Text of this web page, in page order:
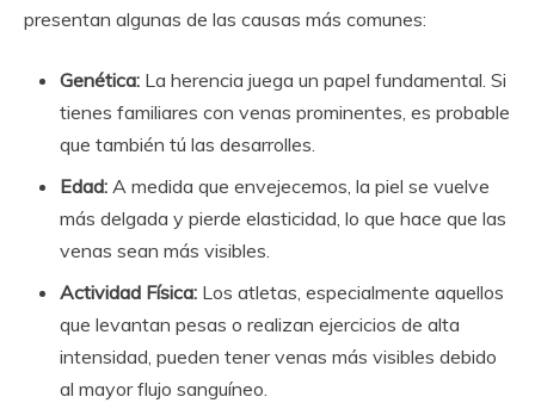
presentan algunas de las causas más comunes:
Genética: La herencia juega un papel fundamental. Si
tienes familiares con venas prominentes, es probable
que también tú las desarrolles.
Edad: A medida que envejecemos, la piel se vuelve
más delgada y pierde elasticidad, lo que hace que las
venas sean más visibles.
Actividad Física: Los atletas, especialmente aquellos
que levantan pesas o realizan ejercicios de alta
intensidad, pueden tener venas más visibles debido
al mayor flujo sanguíneo.